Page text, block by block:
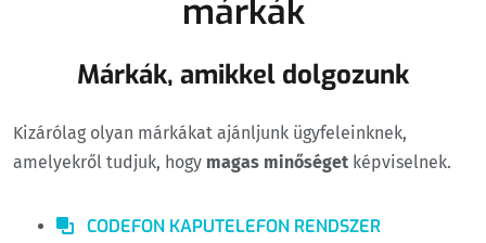
márkák
Márkák, amikkel dolgozunk
Kizárólag olyan márkákat ajánljunk ügyfeleinknek,
amelyekről tudjuk, hogy magas minőséget képviselnek.
CODEFON KAPUTELEFON RENDSZER